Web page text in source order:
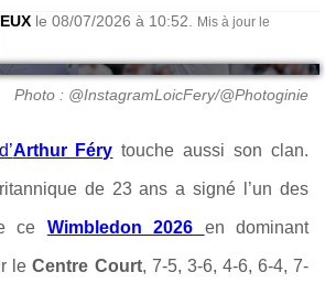
le 08/07/2026 à 10:52.
Mis à jour le
Photo : @InstagramLoicFery/@Photoginie
d’Arthur Féry touche aussi son clan.
de 23 ans a signé l’un des
ce Wimbledon 2026 en dominant
leCentre Court, 7-5, 3-6, 4-6, 6-4, 7-